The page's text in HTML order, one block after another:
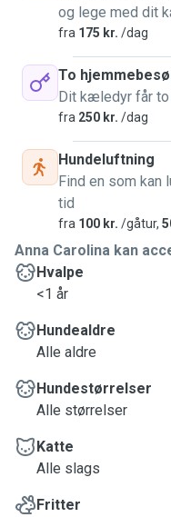
og lege med dit
fra 175 kr. /dag
To
Dit kæledyr får
fra 250 kr. /dag
Hundeluftning
Find en som kan
tid
fra 100 kr. /gåtur,
Anna Carolina kan
Hvalpe
<1 år
Hundealdre
Alle aldre
Hundestørrelser
Alle størrelser
Katte
Alle slags
Fritter